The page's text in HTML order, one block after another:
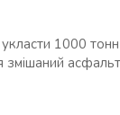
1000 тонн
змішаний